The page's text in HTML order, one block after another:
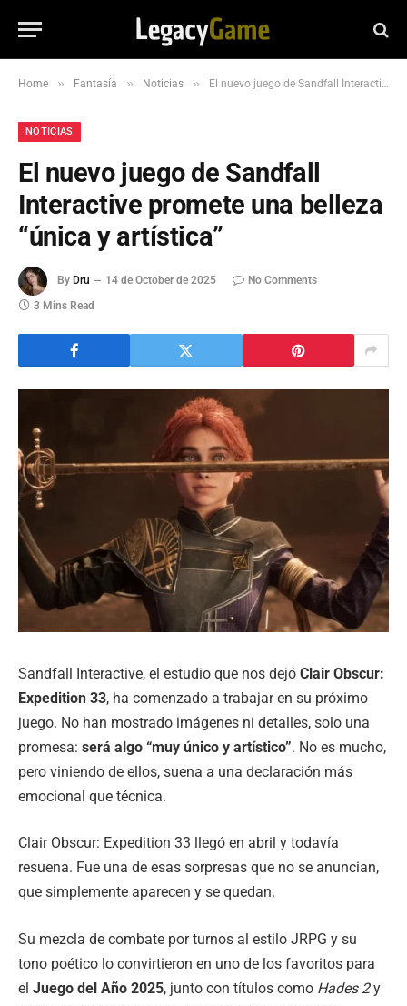
Home » Fantasía » Noticias » El nuevo juego de Sandfall Interactive promete una belleza “única y artística”
NOTICIAS
El nuevo juego de Sandfall
Interactive promete una belleza
“única y artística”
By Dru 14 de October de 2025
No Comments
3 Mins Read
Sandfall Interactive, el estudio que nos dejó Clair Obscur:
Expedition 33, ha comenzado a trabajar en su próximo
juego. No han mostrado imágenes ni detalles, solo una
promesa: será algo “muy único y artístico”. No es mucho,
pero viniendo de ellos, suena a una declaración más
emocional que técnica.
Clair Obscur: Expedition 33 llegó en abril y todavía
resuena. Fue una de esas sorpresas que no se anuncian,
que simplemente aparecen y se quedan.
Su mezcla de combate por turnos al estilo JRPG y su
tono poético lo convirtieron en uno de los favoritos para
el Juego del Año 2025, junto con títulos como Hades 2y